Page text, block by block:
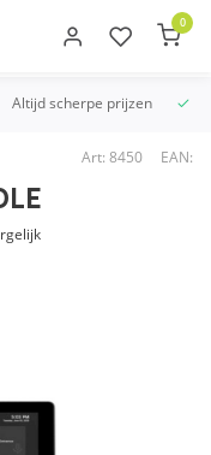
0
Altijd scherpe prijzen
Art: 8450 EAN: